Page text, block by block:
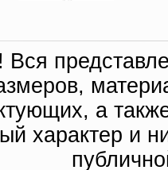
Вся
а
характер и